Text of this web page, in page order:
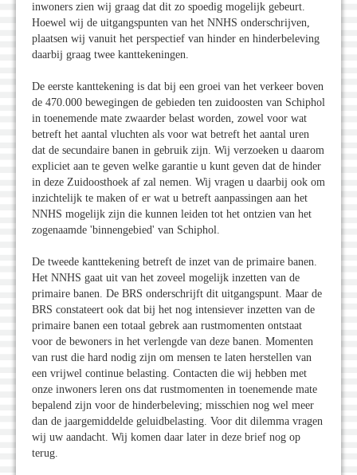
inwoners zien wij graag dat dit zo spoedig mogelijk gebeurt.
Hoewel wij de uitgangspunten van het NNHS onderschrijven,
plaatsen wij vanuit het perspectief van hinder en hinderbeleving
daarbij graag twee kanttekeningen.
De eerste kanttekening is dat bij een groei van het verkeer boven
de 470.000 bewegingen de gebieden ten zuidoosten van Schiphol
in toenemende mate zwaarder belast worden, zowel voor wat
betreft het aantal vluchten als voor wat betreft het aantal uren
dat de secundaire banen in gebruik zijn. Wij verzoeken u daarom
expliciet aan te geven welke garantie u kunt geven dat de hinder
in deze Zuidoosthoek af zal nemen. Wij vragen u daarbij ook om
inzichtelijk te maken of er wat u betreft aanpassingen aan het
NNHS mogelijk zijn die kunnen leiden tot het ontzien van het
zogenaamde 'binnengebied' van Schiphol.
De tweede kanttekening betreft de inzet van de primaire banen.
Het NNHS gaat uit van het zoveel mogelijk inzetten van de
primaire banen. De BRS onderschrijft dit uitgangspunt. Maar de
BRS constateert ook dat bij het nog intensiever inzetten van de
primaire banen een totaal gebrek aan rustmomenten ontstaat
voor de bewoners in het verlengde van deze banen. Momenten
van rust die hard nodig zijn om mensen te laten herstellen van
een vrijwel continue belasting. Contacten die wij hebben met
onze inwoners leren ons dat rustmomenten in toenemende mate
bepalend zijn voor de hinderbeleving; misschien nog wel meer
dan de jaargemiddelde geluidbelasting. Voor dit dilemma vragen
wij uw aandacht. Wij komen daar later in deze brief nog op
terug.